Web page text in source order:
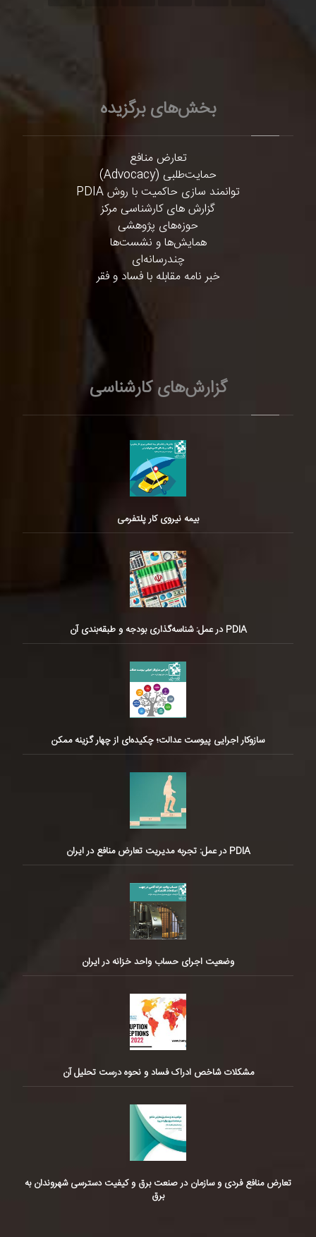
بخش‌های برگزیده
تعارض منافع
حمایت‌طلبی (Advocacy)
توانمند سازی حاکمیت با روش PDIA
گزارش های کارشناسی مرکز
حوزه‌های پژوهشی
همایش‌ها و نشست‌ها
چندرسانه‌ای
خبر نامه مقابله با فساد و فقر
گزارش‌های کارشناسی
بیمه نیروی کار پلتفرمی
PDIA در عمل: شناسه‌گذاری بودجه و طبقه‌بندی آن
سازوکار اجرایی پیوست عدالت؛ چکیده‌ای از چهار گزینه ممکن
PDIA در عمل: تجربه مدیریت تعارض منافع در ایران
وضعیت اجرای حساب واحد خزانه در ایران
مشکلات شاخص ادراک فساد و نحوه درست تحلیل آن
تعارض منافع فردی و سازمان در صنعت برق و کیفیت دسترسی شهروندان به
برق